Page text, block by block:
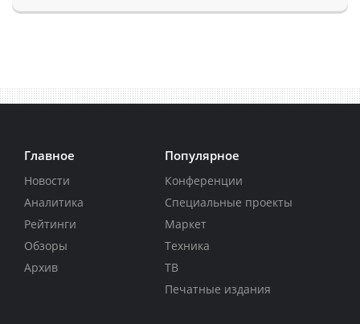
Главное
Новости
Аналитика
Рейтинги
Обзоры
Архив
Популярное
Конференции
Специальные проекты
Маркет
Техника
ТВ
Печатные издания